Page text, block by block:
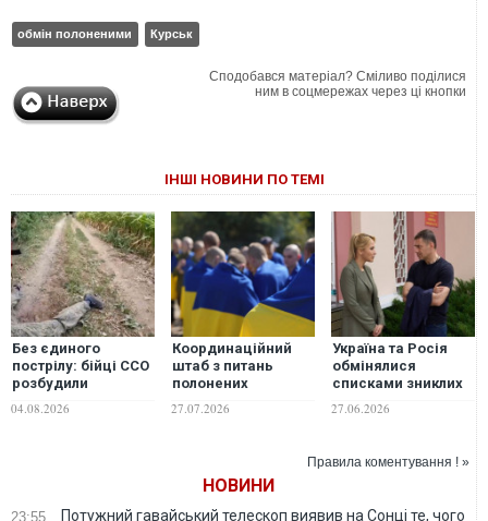
обмін полоненими Курськ
Сподобався матеріал? Сміливо поділися
ним в соцмережах через ці кнопки
ІНШІ НОВИНИ ПО ТЕМІ
Без єдиного
пострілу: бійці ССО
розбудили
окупантів у
схованках і взяли в
04.08.2026
Координаційний
штаб з питань
полонених
повідомив про
інформаційну атаку
27.07.2026
Україна та Росія
обмінялися
списками зниклих
безвісти
військових, -
27.06.2026
Правила коментування ! »
НОВИНИ
23:55
Потужний гавайський телескоп виявив на Сонці те, чого